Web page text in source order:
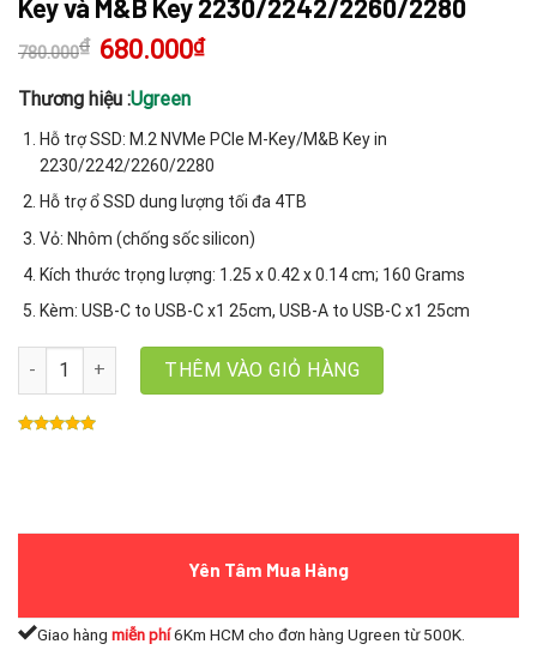
Key và M&B Key 2230/2242/2260/2280
780.000₫ Giá
gốc
780.000₫.
680.000₫Giá
hiện
Thương hiệu :Ugreen
Hỗ trợ SSD: M.2 NVMe PCIe M-Key/M&B Key in
2230/2242/2260/2280
Hỗ trợ ổ SSD dung lượng tối đa 4TB
Vỏ: Nhôm (chống sốc silicon)
Kích thước trọng lượng: 1.25 x 0.42 x 0.14 cm; 160 Grams
Kèm: USB-C to USB-C x1 25cm, USB-A to USB-C x1 25cm
Box ổ cứng SSD M.2 NVMe USB 3.2 10Gbps Ugreen 15511, Hỗ
THÊM VÀO GIỎ HÀNG
Yên Tâm Mua Hàng
Giao hàng miễn phí6Km HCM cho đơn hàng Ugreen từ 500K.